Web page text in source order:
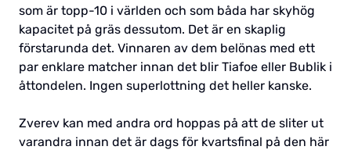
som är topp-10 i världen och som båda har skyhög
kapacitet på gräs dessutom. Det är en skaplig
förstarunda det. Vinnaren av dem belönas med ett
par enklare matcher innan det blir Tiafoe eller Bublik i
åttondelen. Ingen superlottning det heller kanske.
Zverev kan med andra ord hoppas på att de sliter ut
varandra innan det är dags för kvartsfinal på den här